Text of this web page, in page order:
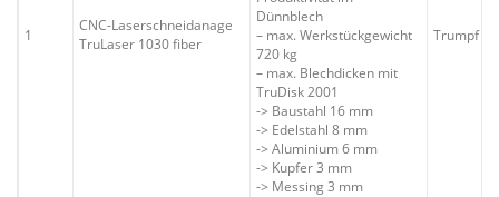
1
CNC-Laserschneidanage
TruLaser 1030 fiber
Dünnblech
– max. Werkstückgewicht
720 kg
– max. Blechdicken mit
TruDisk 2001
-> Baustahl 16 mm
-> Edelstahl 8 mm
-> Aluminium 6 mm
-> Kupfer 3 mm
-> Messing 3 mm
Trumpf